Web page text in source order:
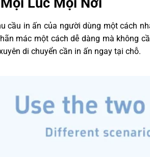
in ấn của người dùng một cách
mác một cách dễ dàng mà không
di chuyển cần in ấn ngay tại chỗ.